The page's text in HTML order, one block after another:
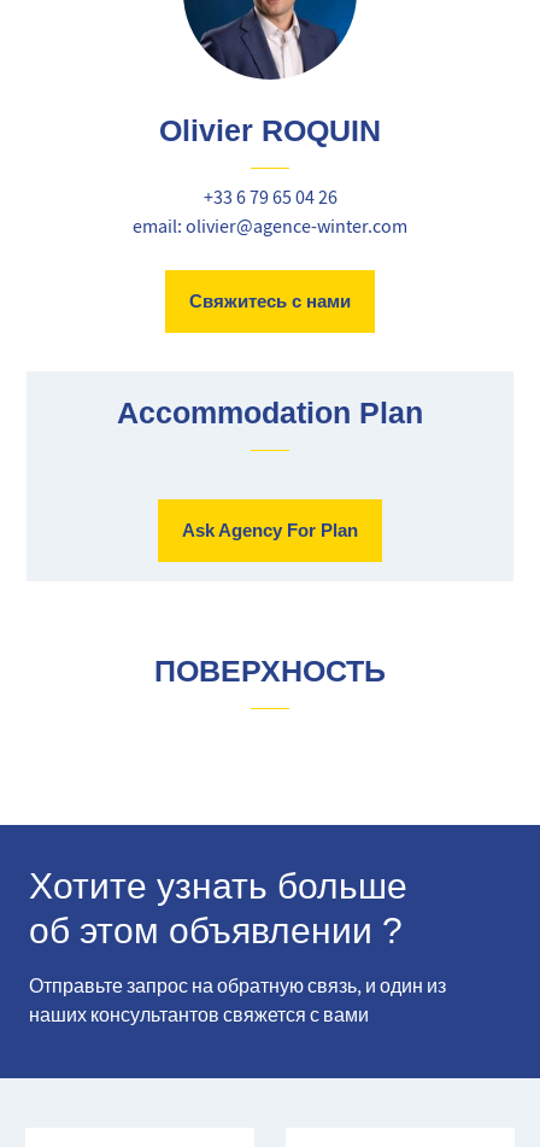
Olivier ROQUIN
+33 6 79 65 04 26
email: olivier@agence-winter.com
Свяжитесь с нами
Accommodation Plan
Ask Agency For Plan
ПОВЕРХНОСТЬ
Хотите узнать больше
об этом объявлении ?
Отправьте запрос на обратную связь, и один из
наших консультантов свяжется с вами